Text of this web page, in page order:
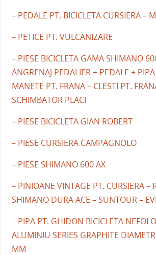
– PEDALE PT. BICICLETA CURSIERA –
– PETICE PT. VULCANIZARE
– PIESE BICICLETA GAMA SHIMANO
ANGRENAJ PEDALIER + PEDALE +
MANETE PT. FRANA – CLESTI PT.
SCHIMBATOR PLACI
– PIESE BICICLETA GIAN ROBERT
– PIESE CURSIERA CAMPAGNOLO
– PIESE SHIMANO 600 AX
– PINIOANE VINTAGE PT. CURSIERA –
SHIMANO DURA ACE – SUNTOUR –
– PIPA PT. GHIDON BICICLETA
ALUMINIU SERIES GRAPHITE
MM